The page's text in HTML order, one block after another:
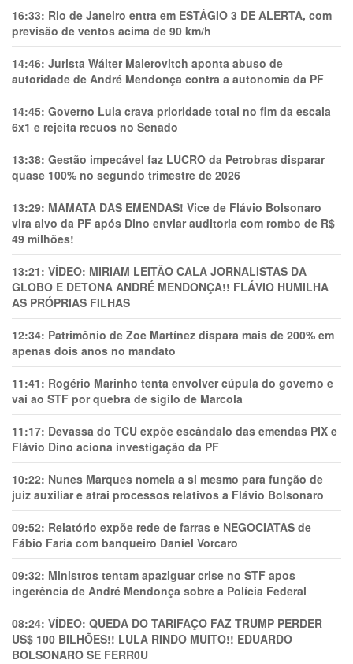
16:33: Rio de Janeiro entra em ESTÁGIO 3 DE ALERTA, com
previsão de ventos acima de 90 km/h
14:46: Jurista Wálter Maierovitch aponta abuso de
autoridade de André Mendonça contra a autonomia da PF
14:45: Governo Lula crava prioridade total no fim da escala
6x1 e rejeita recuos no Senado
13:38: Gestão impecável faz LUCRO da Petrobras disparar
quase 100% no segundo trimestre de 2026
13:29: MAMATA DAS EMENDAS! Vice de Flávio Bolsonaro
vira alvo da PF após Dino enviar auditoria com rombo de R$
49 milhões!
13:21: VÍDEO: MIRIAM LEITÃO CALA JORNALISTAS DA
GLOBO E DETONA ANDRÉ MENDONÇA!! FLÁVIO HUMILHA
AS PRÓPRIAS FILHAS
12:34: Patrimônio de Zoe Martínez dispara mais de 200% em
apenas dois anos no mandato
11:41: Rogério Marinho tenta envolver cúpula do governo e
vai ao STF por quebra de sigilo de Marcola
11:17: Devassa do TCU expõe escândalo das emendas PIX e
Flávio Dino aciona investigação da PF
10:22: Nunes Marques nomeia a si mesmo para função de
juiz auxiliar e atrai processos relativos a Flávio Bolsonaro
09:52: Relatório expõe rede de farras e NEGOCIATAS de
Fábio Faria com banqueiro Daniel Vorcaro
09:32: Ministros tentam apaziguar crise no STF apos
ingerência de André Mendonça sobre a Polícia Federal
08:24: VÍDEO: QUEDA DO TARIFAÇO FAZ TRUMP PERDER
US$ 100 BILHÕES!! LULA RINDO MUITO!! EDUARDO
BOLSONARO SE FERR0U